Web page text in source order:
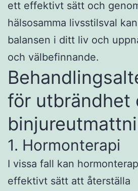
ett effektivt sätt och
hälsosamma livsstilsval
balansen i ditt liv och
och välbefinnande.
för utbrändhet
1. Hormonterapi
I vissa fall kan
effektivt sätt att återställa